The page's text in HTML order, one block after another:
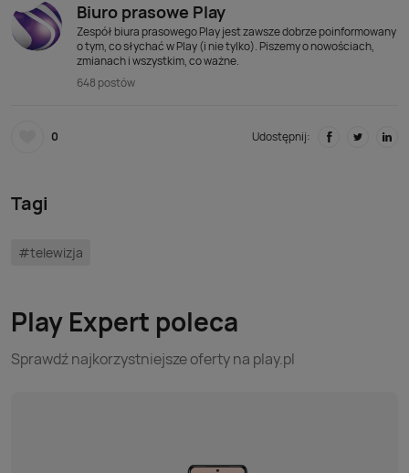
Biuro prasowe Play
Zespół biura prasowego Play jest zawsze dobrze poinformowany
o tym, co słychać w Play (i nie tylko). Piszemy o nowościach,
zmianach i wszystkim, co ważne.
648 postów
0 Udostępnij:
Tagi
#telewizja
Play Expert poleca
Sprawdź najkorzystniejsze oferty na play.pl